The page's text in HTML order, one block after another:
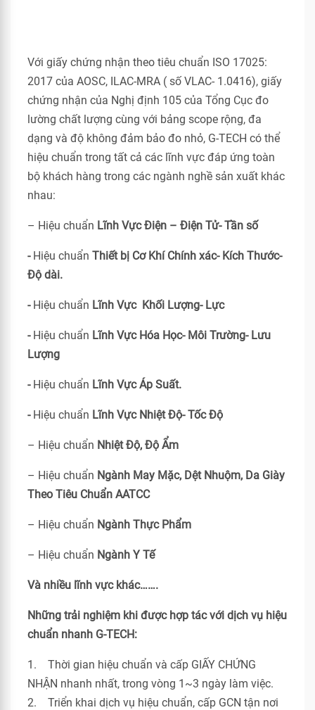
Với giấy chứng nhận theo tiêu chuẩn ISO 17025:
2017 của AOSC, ILAC-MRA ( số VLAC- 1.0416), giấy
chứng nhận của Nghị định 105 của Tổng Cục đo
lường chất lượng cùng với bảng scope rộng, đa
dạng và độ không đảm bảo đo nhỏ, G-TECH có thể
hiệu chuẩn trong tất cả các lĩnh vực đáp ứng toàn
bộ khách hàng trong các ngành nghề sản xuất khác
nhau:
– Hiệu chuẩn Lĩnh Vực Điện – Điện Tử- Tần số
- Hiệu chuẩn Thiết bị Cơ Khí Chính xác- Kích Thước-
Độ dài.
- Hiệu chuẩn Lĩnh Vực Khối Lượng- Lực
- Hiệu chuẩn Lĩnh Vực Hóa Học- Môi Trường- Lưu
Lượng
- Hiệu chuẩn Lĩnh Vực Áp Suất.
-Hiệu chuẩn Lĩnh Vực Nhiệt Độ- Tốc Độ
– Hiệu chuẩn Nhiệt Độ, Độ Ẩm
– Hiệu chuẩn Ngành May Mặc, Dệt Nhuộm, Da Giày
Theo Tiêu Chuẩn AATCC
– Hiệu chuẩn Ngành Thực Phẩm
– Hiệu chuẩn Ngành Y Tế
Và nhiều lĩnh vực khác…….
Những trải nghiệm khi được hợp tác với dịch vụ hiệu
chuẩn nhanh G-TECH:
1. Thời gian hiệu chuẩn và cấp GIẤY CHỨNG
NHẬN nhanh nhất, trong vòng 1~3 ngày làm việc.
2. Triển khai dịch vụ hiệu chuẩn, cấp GCN tận nơi